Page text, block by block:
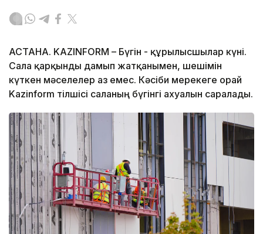
АСТАНА. KAZINFORM – Бүгін - құрылысшылар күні.
Сала қарқынды дамып жатқанымен, шешімін
күткен мәселелер аз емес. Кәсіби мерекеге орай
Kazinform тілшісі саланың бүгінгі ахуалын саралады.